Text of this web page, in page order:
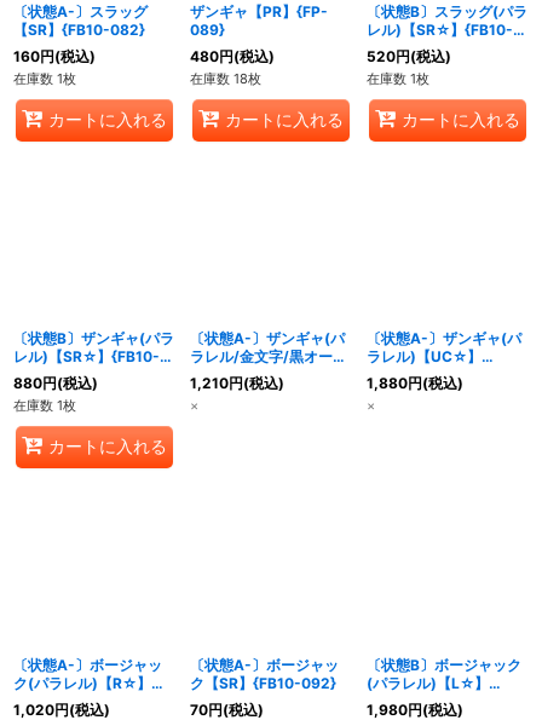
〔状態A-〕スラッグ
【SR】{FB10-082}
160円(税込)
在庫数 1枚
カートに入れる
ザンギャ【PR】{FP-
089}
480円(税込)
在庫数 18枚
カートに入れる
〔状態B〕スラッグ(パラ
レル)【SR☆】{FB10-
082}
520円(税込)
在庫数 1枚
カートに入れる
〔状態B〕ザンギャ(パラ
レル)【SR☆】{FB10-
078}
880円(税込)
在庫数 1枚
カートに入れる
〔状態A-〕ザンギャ(パ
ラレル/金文字/黒オー
ラ)【R☆】{FB05-076}
1,210円(税込)
×
〔状態A-〕ザンギャ(パ
ラレル)【UC☆】
{FB10-079}
1,880円(税込)
×
〔状態A-〕ボージャッ
ク(パラレル)【R☆】
{FB10-091}
1,020円(税込)
〔状態A-〕ボージャッ
ク【SR】{FB10-092}
70円(税込)
〔状態B〕ボージャック
(パラレル)【L☆】
{FB10-073}
1,980円(税込)